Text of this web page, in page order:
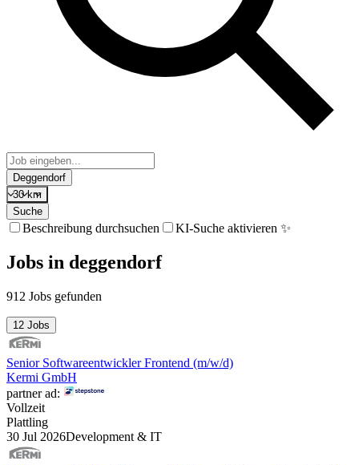
Deggendorf
30 km
Suche
Beschreibung durchsuchen KI-Suche aktivieren ✨
Jobs in deggendorf
912 Jobs gefunden
12 Jobs
Senior Softwareentwickler Frontend (m/w/d)
Kermi GmbH
partner ad:
Vollzeit
Plattling
30 Jul 2026Development & IT